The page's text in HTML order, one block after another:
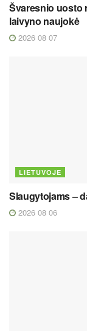
Švaresnio uosto
laivyno naujokė
2026 08 07
LIETUVOJE
Slaugytojams –
2026 08 06